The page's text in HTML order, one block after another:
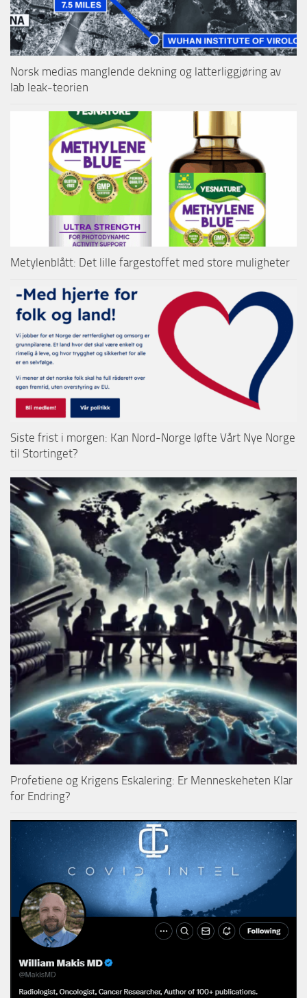
Norsk medias manglende dekning og latterliggjøring av
lab leak-teorien
Metylenblått: Det lille fargestoffet med store muligheter
Siste frist i morgen: Kan Nord-Norge løfte Vårt Nye Norge
til Stortinget?
Profetiene og Krigens Eskalering: Er Menneskeheten Klar
for Endring?